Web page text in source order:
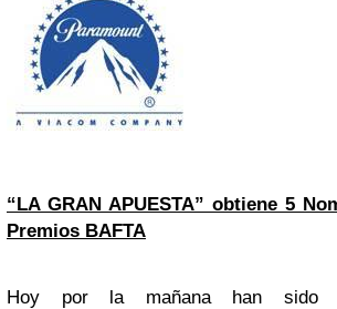
“LA GRAN APUESTA” obtiene 5
Premios BAFTA
Hoy por la mañana han sido